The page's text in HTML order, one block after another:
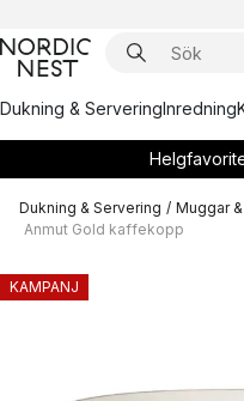
Dukning & ServeringInredning
Dukning & Servering / Muggar
Anmut Gold kaffekopp
KAMPANJ